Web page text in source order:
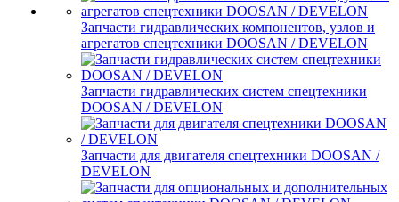
Запчасти гидравлических компонентов, узлов и
агрегатов спецтехники DOOSAN / DEVELON
Запчасти гидравлических систем спецтехники
DOOSAN / DEVELON
Запчасти для двигателя спецтехники DOOSAN /
DEVELON